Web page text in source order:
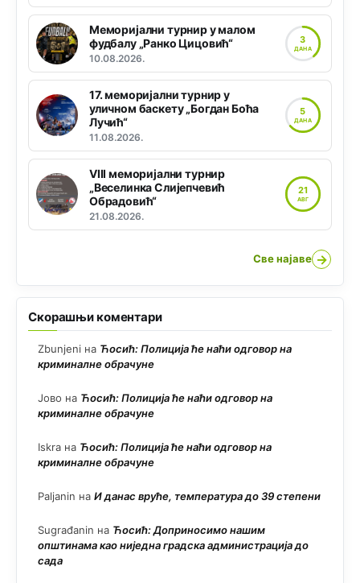
Меморијални турнир у малом
фудбалу „Ранко Цицовић“
10.08.2026.
3
ДАНА
17. меморијални турнир у
уличном баскету „Богдан Боћа
Лучић“
11.08.2026.
5
ДАНА
VIII меморијални турнир
„Веселинка Слијепчевић
Обрадовић“
21.08.2026.
21
АВГ
Све најаве →
Скорашњи коментари
Zbunjeni на Ћосић: Полиција ће наћи одговор на
криминалне обрачуне
Јово на Ћосић: Полиција ће наћи одговор на
криминалне обрачуне
Iskra на Ћосић: Полиција ће наћи одговор на
криминалне обрачуне
Paljanin на И данас вруће, температура до 39 степени
Sugrađanin на Ћосић: Доприносимо нашим
општинама као ниједна градска администрација до
сада